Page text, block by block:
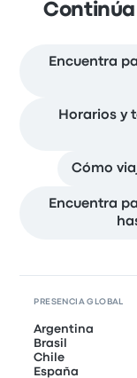
Continúa
Encuentra
Horarios y
Cómo
Encuentra
PRESENCIA GLOBAL
Argentina
Brasil
Chile
España